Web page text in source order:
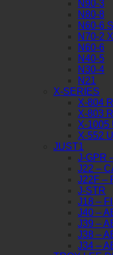
N90-3
N80-8
N60-6
N70-2 X
N60-6
N40-5
N30-4
N21
X-SERIES
X-804
X-803
X-1005
X-552
JUST1
J-GPR
J22 –
J22F –
J-STR
J18 –
J40 –
J39 –
J38 –
J34 –